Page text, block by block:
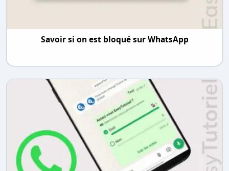
Savoir si on est bloqué sur WhatsApp